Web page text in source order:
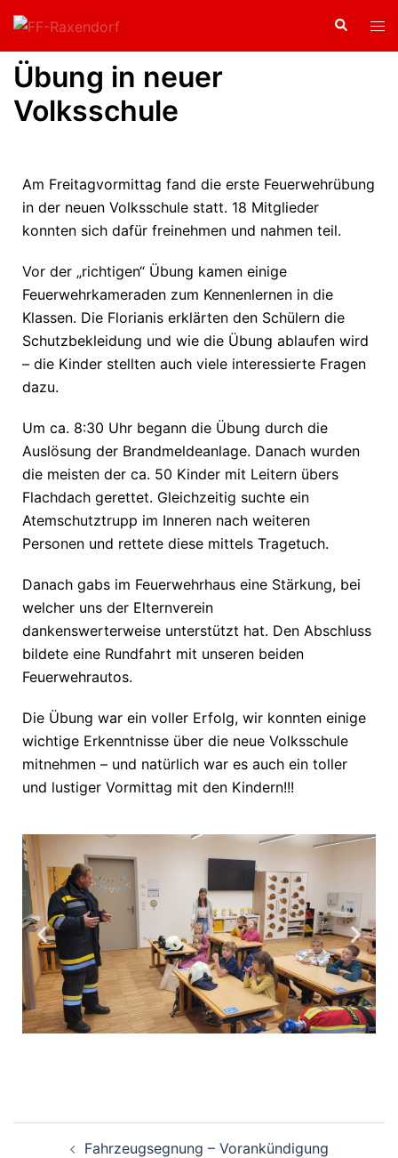
Übung in neuer
Volksschule
Am Freitagvormittag fand die erste Feuerwehrübung
in der neuen Volksschule statt. 18 Mitglieder
konnten sich dafür freinehmen und nahmen teil.
Vor der „richtigen“ Übung kamen einige
Feuerwehrkameraden zum Kennenlernen in die
Klassen. Die Florianis erklärten den Schülern die
Schutzbekleidung und wie die Übung ablaufen wird
– die Kinder stellten auch viele interessierte Fragen
dazu.
Um ca. 8:30 Uhr begann die Übung durch die
Auslösung der Brandmeldeanlage. Danach wurden
die meisten der ca. 50 Kinder mit Leitern übers
Flachdach gerettet. Gleichzeitig suchte ein
Atemschutztrupp im Inneren nach weiteren
Personen und rettete diese mittels Tragetuch.
Danach gabs im Feuerwehrhaus eine Stärkung, bei
welcher uns der Elternverein
dankenswerterweise unterstützt hat. Den Abschluss
bildete eine Rundfahrt mit unseren beiden
Feuerwehrautos.
Die Übung war ein voller Erfolg, wir konnten einige
wichtige Erkenntnisse über die neue Volksschule
mitnehmen – und natürlich war es auch ein toller
und lustiger Vormittag mit den Kindern!!!
Fahrzeugsegnung – Vorankündigung